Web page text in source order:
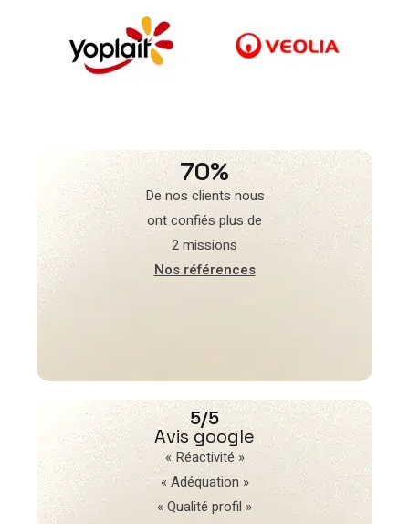
70%
De nos clients nous
ont confiés plus de
2 missions
Nos références
5/5
Avis google
« Réactivité »
« Adéquation »
« Qualité profil »